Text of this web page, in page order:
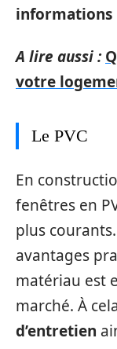
informations
A lire aussi :
votre
Le PVC
En
fenêtres en
plus
avantages
matériau est
marché. À
d’entretien